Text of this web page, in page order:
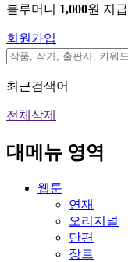
블루머니 1,000원 지급
회원가입
최근검색어
전체삭제
대메뉴 영역
웹툰
연재
오리지널
단편
장르